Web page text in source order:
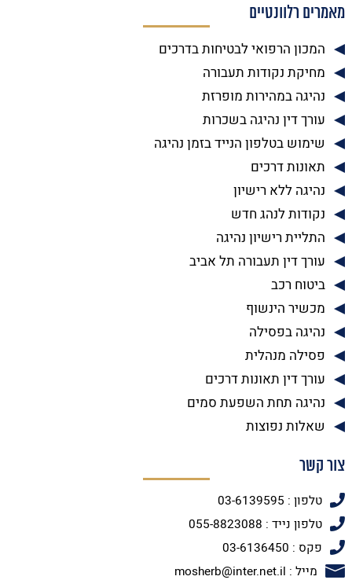
מאמרים רלוונטיים
המכון הרפואי לבטיחות בדרכים
מחיקת נקודות תעבורה
נהיגה במהירות מופרזת
עורך דין נהיגה בשכרות
שימוש בטלפון הנייד בזמן נהיגה
תאונות דרכים
נהיגה ללא רישיון
נקודות לנהג חדש
התליית רישיון נהיגה
עורך דין תעבורה תל אביב
ביטוח רכב
מכשיר הינשוף
נהיגה בפסילה
פסילה מנהלית
עורך דין תאונות דרכים
נהיגה תחת השפעת סמים
שאלות נפוצות
צור קשר
טלפון : 03-6139595
טלפון נייד : 055-8823088
פקס : 03-6136450
מייל : mosherb@inter.net.il